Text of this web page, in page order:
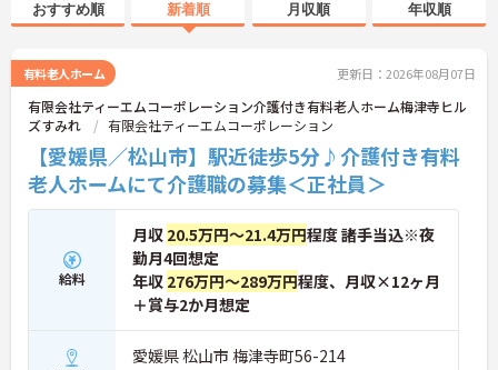
おすすめ順 新着順 月収順 年収順
有料老人ホーム 更新日：2026年08月07日
有限会社ティーエムコーポレーション介護付き有料老人ホーム梅津寺ヒル
ズすみれ
有限会社ティーエムコーポレーション
【愛媛県／松山市】駅近徒歩5分♪介護付き有料
老人ホームにて介護職の募集＜正社員＞
給料
月収 20.5万円～21.4万円程度 諸手当込※夜
勤月4回想定
年収 276万円～289万円程度、月収×12ヶ月
＋賞与2か月想定
愛媛県 松山市 梅津寺町56-214